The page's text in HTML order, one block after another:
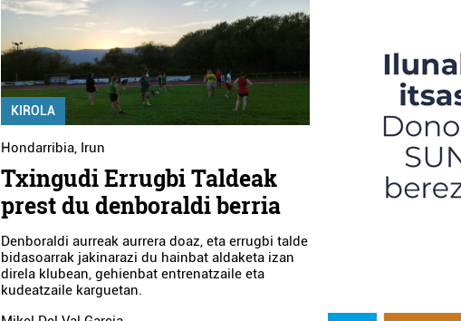
KIROLA
Hondarribia, Irun
Txingudi Errugbi Taldeak
prest du denboraldi berria
Denboraldi aurreak aurrera doaz, eta errugbi talde
bidasoarrak jakinarazi du hainbat aldaketa izan
direla klubean, gehienbat entrenatzaile eta
kudeatzaile karguetan.